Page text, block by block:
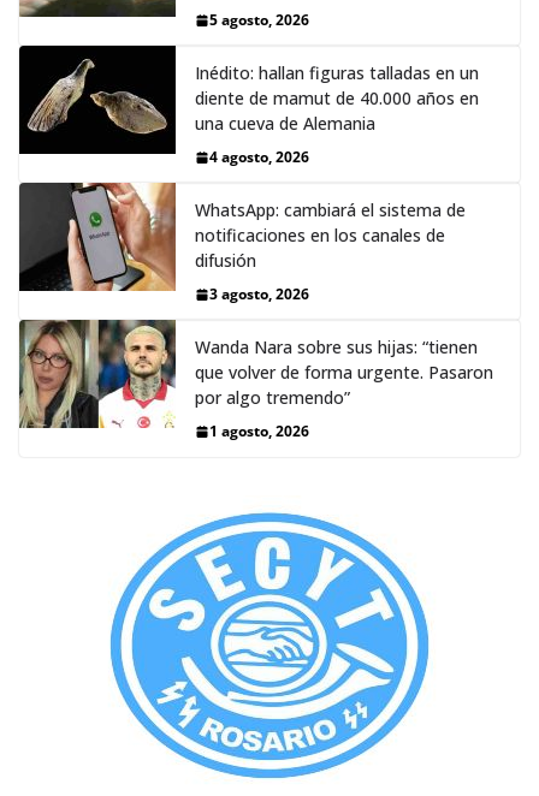
5 agosto, 2026
Inédito: hallan figuras talladas en un
diente de mamut de 40.000 años en
una cueva de Alemania
4 agosto, 2026
WhatsApp: cambiará el sistema de
notificaciones en los canales de
difusión
3 agosto, 2026
Wanda Nara sobre sus hijas: “tienen
que volver de forma urgente. Pasaron
por algo tremendo”
1 agosto, 2026